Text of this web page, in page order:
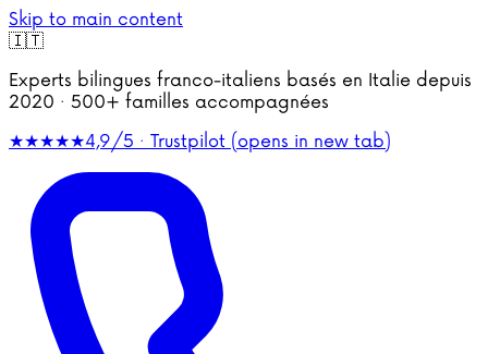
Skip to main content
🇮🇹
Experts bilingues franco-italiens basés en Italie depuis
2020 · 500+ familles accompagnées
★★★★★4,9/5 · Trustpilot (opens in new tab)